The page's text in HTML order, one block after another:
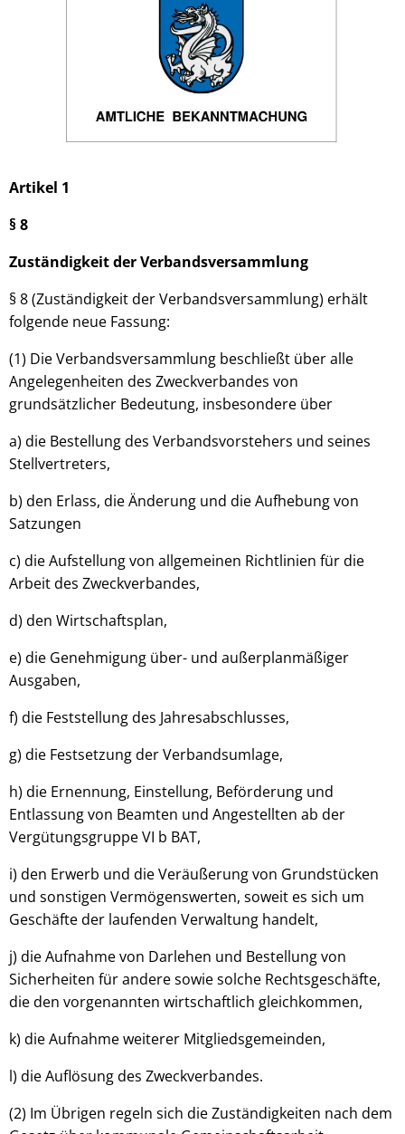
Artikel 1
§ 8
Zuständigkeit der Verbandsversammlung
§ 8 (Zuständigkeit der Verbandsversammlung) erhält
folgende neue Fassung:
(1) Die Verbandsversammlung beschließt über alle
Angelegenheiten des Zweckverbandes von
grundsätzlicher Bedeutung, insbesondere über
a) die Bestellung des Verbandsvorstehers und seines
Stellvertreters,
b) den Erlass, die Änderung und die Aufhebung von
Satzungen
c) die Aufstellung von allgemeinen Richtlinien für die
Arbeit des Zweckverbandes,
d) den Wirtschaftsplan,
e) die Genehmigung über- und außerplanmäßiger
Ausgaben,
f) die Feststellung des Jahresabschlusses,
g) die Festsetzung der Verbandsumlage,
h) die Ernennung, Einstellung, Beförderung und
Entlassung von Beamten und Angestellten ab der
Vergütungsgruppe VI b BAT,
i) den Erwerb und die Veräußerung von Grundstücken
und sonstigen Vermögenswerten, soweit es sich um
Geschäfte der laufenden Verwaltung handelt,
j) die Aufnahme von Darlehen und Bestellung von
Sicherheiten für andere sowie solche Rechtsgeschäfte,
die den vorgenannten wirtschaftlich gleichkommen,
k) die Aufnahme weiterer Mitgliedsgemeinden,
l) die Auflösung des Zweckverbandes.
(2) Im Übrigen regeln sich die Zuständigkeiten nach dem